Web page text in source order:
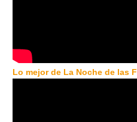
Lo mejor de La Noche de las